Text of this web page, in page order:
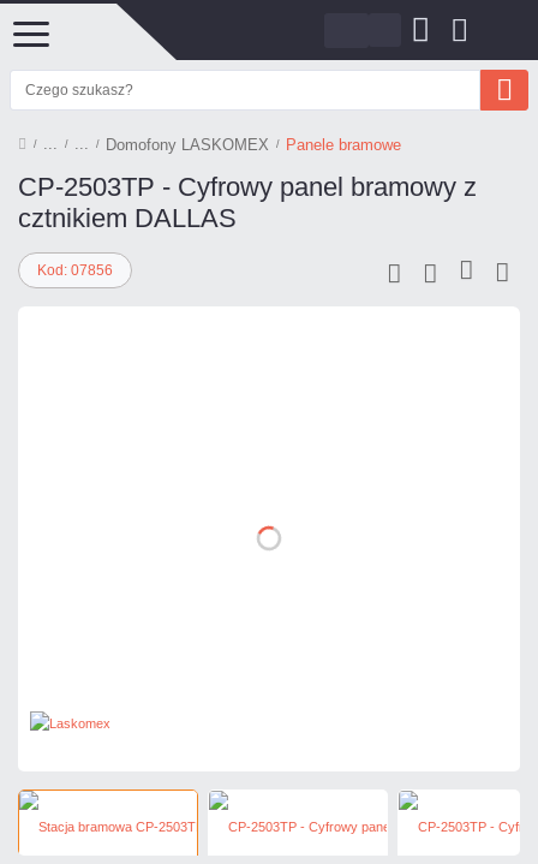
Domofony LASKOMEX Panele bramowe
CP-2503TP - Cyfrowy panel bramowy z
cztnikiem DALLAS
Kod: 07856